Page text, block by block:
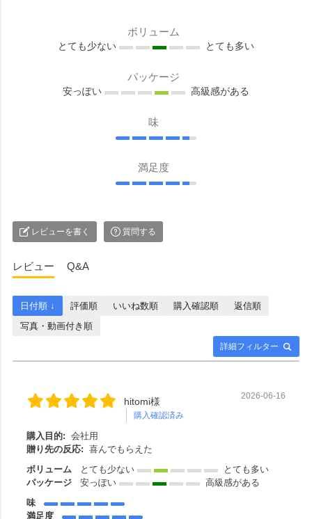
ボリューム
とても少ない とても多い
パッケージ
安っぽい 高級感がある
味
満足度
レビューを書く 質問する
レビュー Q&A
詳細フィルター
日付順 ↓ 評価順 いいね数順 購入確認順
返信順
写真・動画付き順
hitomi様
購入確認済み
2026-06-16
購入目的: 会社用
贈り先の反応: 喜んでもらえた
ボリューム
とても少ない
とても多い
パッケージ
安っぽい
高級感がある
味
満足度